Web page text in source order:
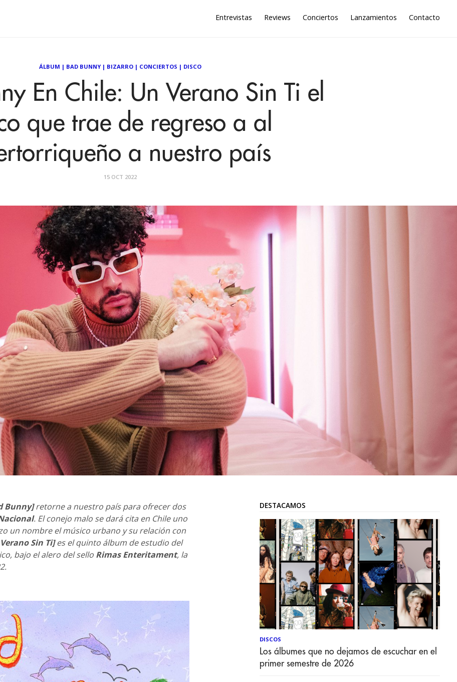
Entrevistas Reviews Conciertos Lanzamientos Contacto
ÁLBUM | BAD BUNNY| BIZARRO | CONCIERTOS | DISCO
En Chile: Un Verano Sin Ti el
que trae de regreso a al
a nuestro país
15 OCT 2022
Bunny]retorne a nuestro país para ofrecer dos
. El conejo malo se dará cita en Chile uno
un nombre el músico urbano y su relación con
Sin Ti]es el quinto álbum de estudio del
bajo el alero del sello Rimas Enteritament, la
DESTACAMOS
DISCOS
Los álbumes que no dejamos de escuchar en el
primer semestre de 2026